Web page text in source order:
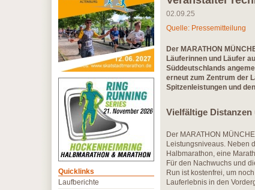
02.09.25
Quelle: Pressemitteilung
Der MARATHON
Läuferinnen und Läufer
Süddeutschlands
erneut zum Zentrum der
Spitzenleistungen und
Vielfältige Distanzen
​Der MARATHON
Leistungsniveaus. Neben
Halbmarathon, eine
Für den Nachwuchs und
Run ist kostenfrei, um
Lauferlebnis in den
Quicklinks
Laufberichte